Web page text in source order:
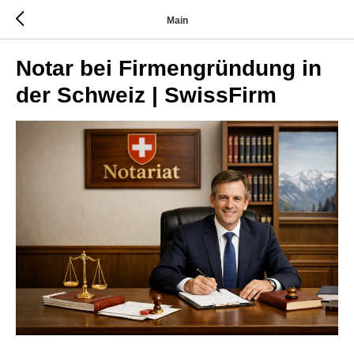
Main
Notar bei Firmengründung in
der Schweiz | SwissFirm